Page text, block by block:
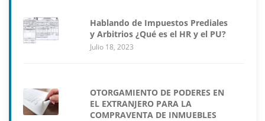
Hablando de Impuestos Prediales
y Arbitrios ¿Qué es el HR y el PU?
Julio 18, 2023
OTORGAMIENTO DE PODERES EN
EL EXTRANJERO PARA LA
COMPRAVENTA DE INMUEBLES